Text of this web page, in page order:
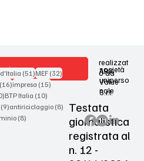
realizzat
o da
società
uniperso
nale
ARX
Value
S.r.l.
Testata
giornalistica
registrata al
n. 12 -
(51)51 post
MEF (32)32 post
(16)16 post
impresa (15)15 post
10 post
BTP Italia (10)10 post
(9)9 post
antiriciclaggio (8)8 post
(8)8 post